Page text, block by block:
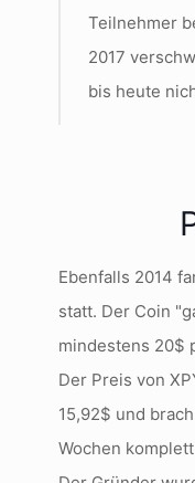
Teilnehmer
2017
bis heute
Ebenfalls 2014
statt. Der Coin
mindestens 20$
Der Preis von
15,92$ und
Wochen